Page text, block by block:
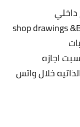
خلال واتس